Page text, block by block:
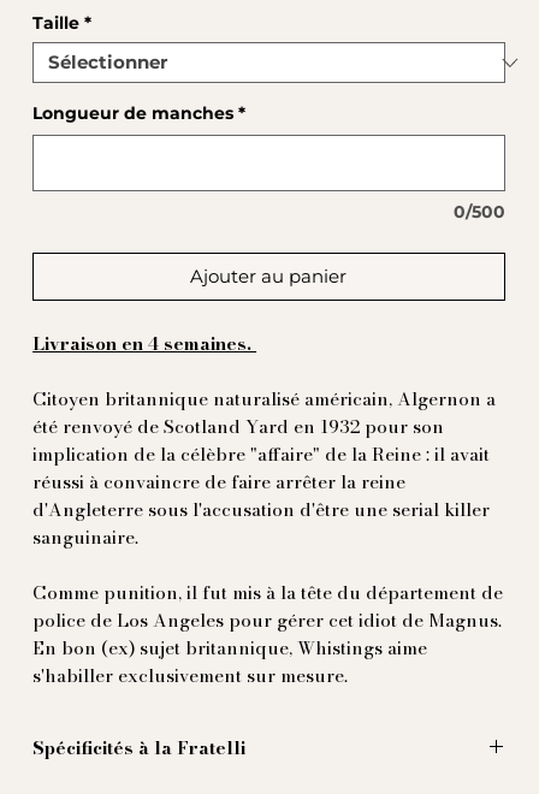
Taille *
Longueur de manches *
0/500
Ajouter au panier
Livraison en 4 semaines.
Citoyen britannique naturalisé américain, Algernon a
été renvoyé de Scotland Yard en 1932 pour son
implication de la célèbre "affaire" de la Reine : il avait
réussi à convaincre de faire arrêter la reine
d'Angleterre sous l'accusation d'être une serial killer
sanguinaire.
Comme punition, il fut mis à la tête du département de
police de Los Angeles pour gérer cet idiot de Magnus.
En bon (ex) sujet britannique, Whistings aime
s'habiller exclusivement sur mesure.
Spécificités à la Fratelli